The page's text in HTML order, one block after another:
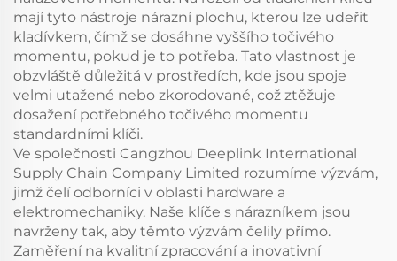
mají tyto nástroje nárazní plochu, kterou lze udeřit
kladívkem, čímž se dosáhne vyššího točivého
momentu, pokud je to potřeba. Tato vlastnost je
obzvláště důležitá v prostředích, kde jsou spoje
velmi utažené nebo zkorodované, což ztěžuje
dosažení potřebného točivého momentu
standardními klíči.
Ve společnosti Cangzhou Deeplink International
Supply Chain Company Limited rozumíme výzvám,
jimž čelí odborníci v oblasti hardware a
elektromechaniky. Naše klíče s nárazníkem jsou
navrženy tak, aby těmto výzvám čelily přímo.
Zaměření na kvalitní zpracování a inovativní